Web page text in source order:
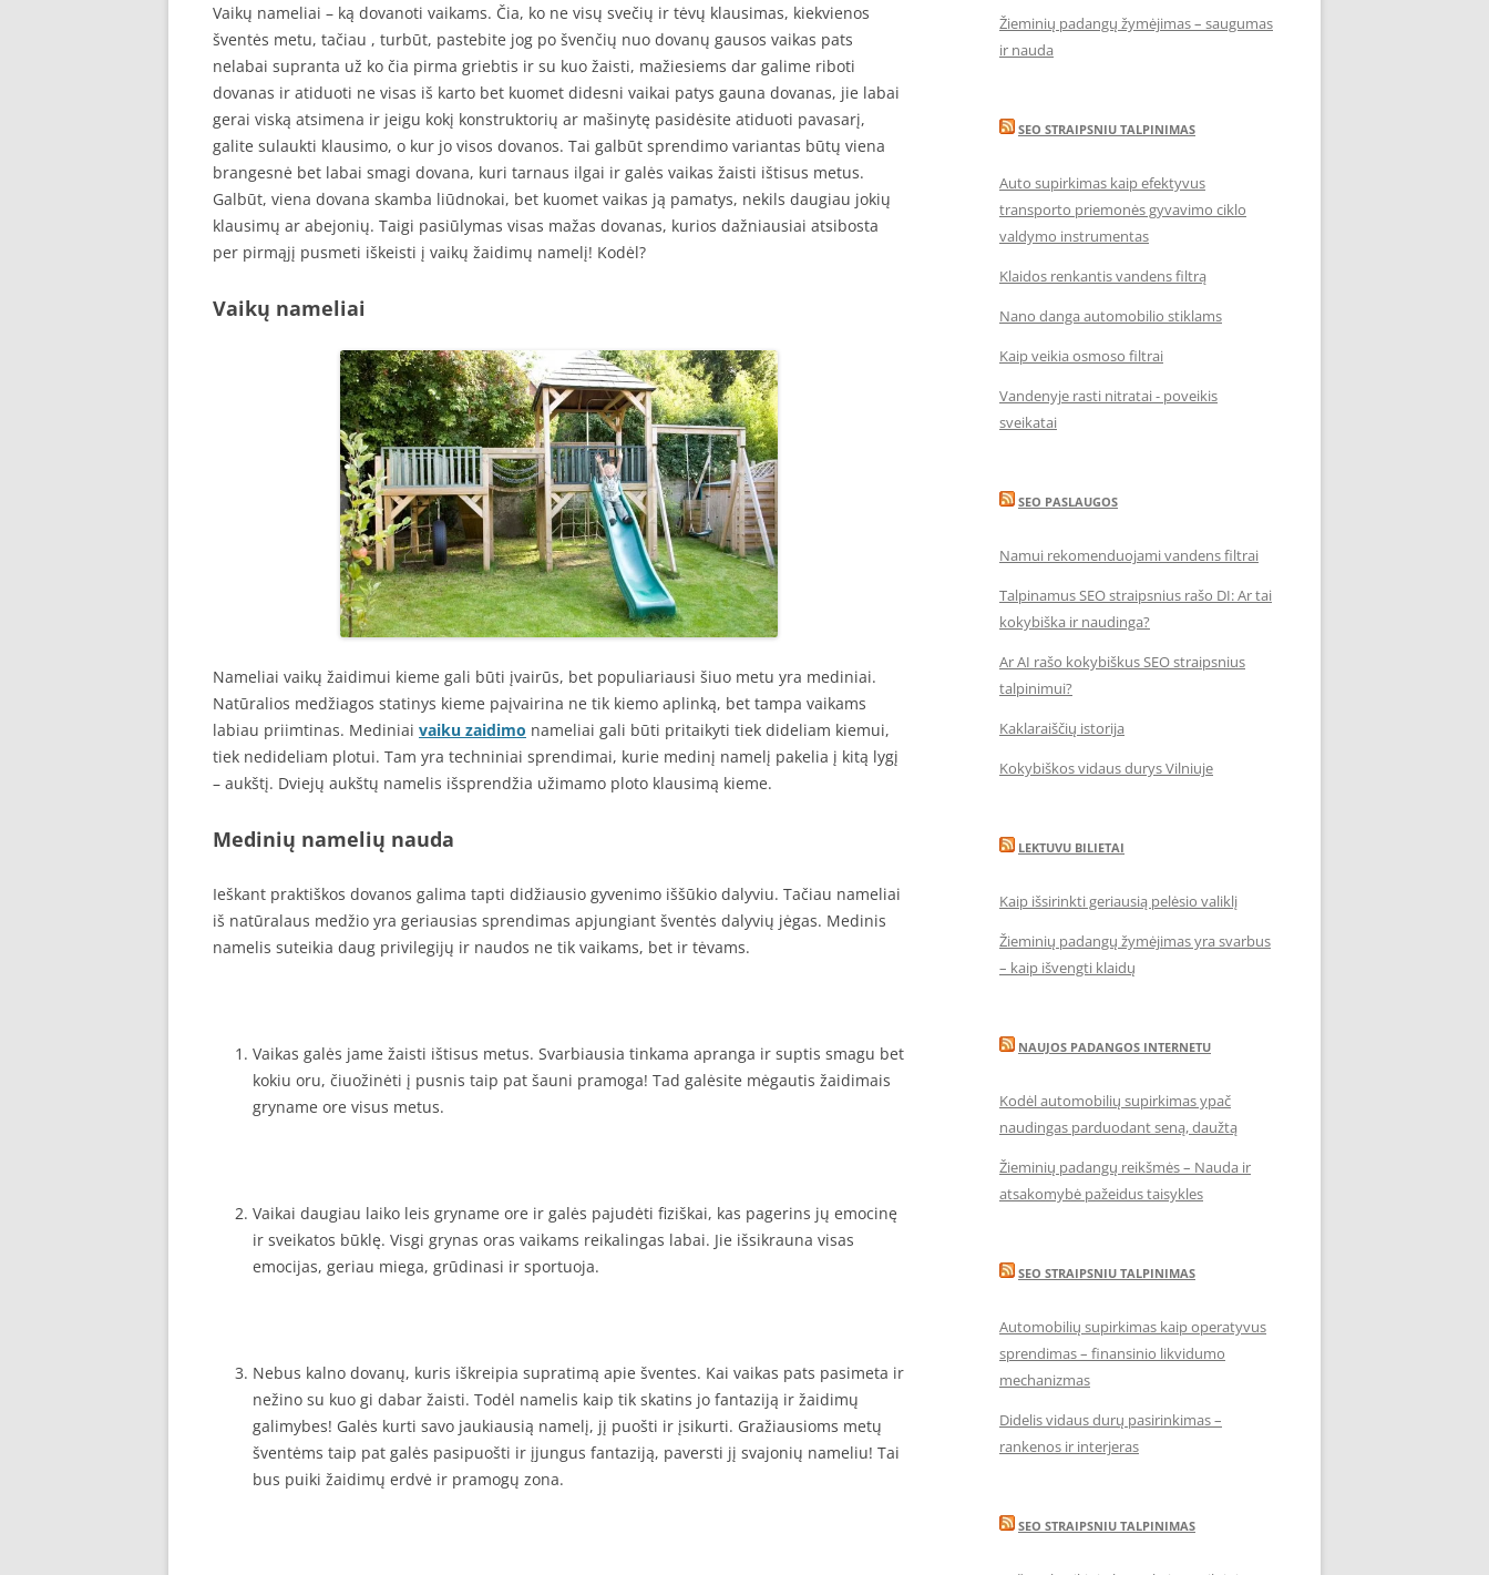
Vaikų nameliai – ką dovanoti vaikams. Čia, ko ne visų svečių ir tėvų klausimas, kiekvienos
šventės metu, tačiau , turbūt, pastebite jog po švenčių nuo dovanų gausos vaikas pats
nelabai supranta už ko čia pirma griebtis ir su kuo žaisti, mažiesiems dar galime riboti
dovanas ir atiduoti ne visas iš karto bet kuomet didesni vaikai patys gauna dovanas, jie labai
gerai viską atsimena ir jeigu kokį konstruktorių ar mašinytę pasidėsite atiduoti pavasarį,
galite sulaukti klausimo, o kur jo visos dovanos. Tai galbūt sprendimo variantas būtų viena
brangesnė bet labai smagi dovana, kuri tarnaus ilgai ir galės vaikas žaisti ištisus metus.
Galbūt, viena dovana skamba liūdnokai, bet kuomet vaikas ją pamatys, nekils daugiau jokių
klausimų ar abejonių. Taigi pasiūlymas visas mažas dovanas, kurios dažniausiai atsibosta
per pirmąjį pusmeti iškeisti į vaikų žaidimų namelį! Kodėl?
Vaikų nameliai
Nameliai vaikų žaidimui kieme gali būti įvairūs, bet populiariausi šiuo metu yra mediniai.
Natūralios medžiagos statinys kieme paįvairina ne tik kiemo aplinką, bet tampa vaikams
labiau priimtinas. Mediniai vaiku zaidimo nameliai gali būti pritaikyti tiek dideliam kiemui,
tiek nedideliam plotui. Tam yra techniniai sprendimai, kurie medinį namelį pakelia į kitą lygį
– aukštį. Dviejų aukštų namelis išsprendžia užimamo ploto klausimą kieme.
Medinių namelių nauda
Ieškant praktiškos dovanos galima tapti didžiausio gyvenimo iššūkio dalyviu. Tačiau nameliai
iš natūralaus medžio yra geriausias sprendimas apjungiant šventės dalyvių jėgas. Medinis
namelis suteikia daug privilegijų ir naudos ne tik vaikams, bet ir tėvams.
Vaikas galės jame žaisti ištisus metus. Svarbiausia tinkama apranga ir suptis smagu bet
kokiu oru, čiuožinėti į pusnis taip pat šauni pramoga! Tad galėsite mėgautis žaidimais
gryname ore visus metus.
Vaikai daugiau laiko leis gryname ore ir galės pajudėti fiziškai, kas pagerins jų emocinę
ir sveikatos būklę. Visgi grynas oras vaikams reikalingas labai. Jie išsikrauna visas
emocijas, geriau miega, grūdinasi ir sportuoja.
Nebus kalno dovanų, kuris iškreipia supratimą apie šventes. Kai vaikas pats pasimeta ir
nežino su kuo gi dabar žaisti. Todėl namelis kaip tik skatins jo fantaziją ir žaidimų
galimybes! Galės kurti savo jaukiausią namelį, jį puošti ir įsikurti. Gražiausioms metų
šventėms taip pat galės pasipuošti ir įjungus fantaziją, paversti jį svajonių nameliu! Tai
bus puiki žaidimų erdvė ir pramogų zona.
Žieminių padangų žymėjimas – saugumas
ir nauda
SEO STRAIPSNIU TALPINIMAS
Auto supirkimas kaip efektyvus
transporto priemonės gyvavimo ciklo
valdymo instrumentas
Klaidos renkantis vandens filtrą
Nano danga automobilio stiklams
Kaip veikia osmoso filtrai
Vandenyje rasti nitratai - poveikis
sveikatai
SEO PASLAUGOS
Namui rekomenduojami vandens filtrai
Talpinamus SEO straipsnius rašo DI: Ar tai
kokybiška ir naudinga?
Ar AI rašo kokybiškus SEO straipsnius
talpinimui?
Kaklaraiščių istorija
Kokybiškos vidaus durys Vilniuje
LEKTUVU BILIETAI
Kaip išsirinkti geriausią pelėsio valiklį
Žieminių padangų žymėjimas yra svarbus
– kaip išvengti klaidų
NAUJOS PADANGOS INTERNETU
Kodėl automobilių supirkimas ypač
naudingas parduodant seną, daužtą
Žieminių padangų reikšmės – Nauda ir
atsakomybė pažeidus taisykles
SEO STRAIPSNIU TALPINIMAS
Automobilių supirkimas kaip operatyvus
sprendimas – finansinio likvidumo
mechanizmas
Didelis vidaus durų pasirinkimas –
rankenos ir interjeras
SEO STRAIPSNIU TALPINIMAS